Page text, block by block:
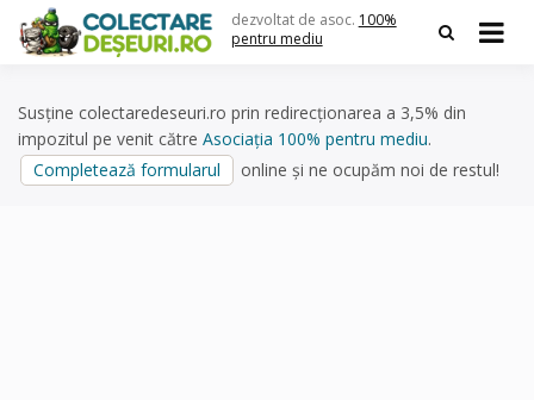
content
dezvoltat de asoc. 100%
pentru mediu
Susține colectaredeseuri.ro prin redirecționarea a 3,5% din
impozitul pe venit către Asociația 100% pentru mediu.
Completează formularul
online și ne ocupăm noi de restul!